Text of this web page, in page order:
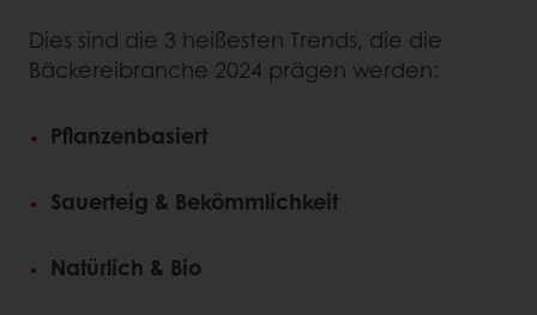
Dies sind die 3 heißesten Trends, die die
Bäckereibranche 2024 prägen werden:
Pflanzenbasiert
Sauerteig & Bekömmlichkeit
Natürlich & Bio